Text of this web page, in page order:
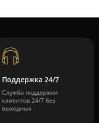
Поддержка 24/7
Служба поддержки
клиентов 24/7 без
выходных